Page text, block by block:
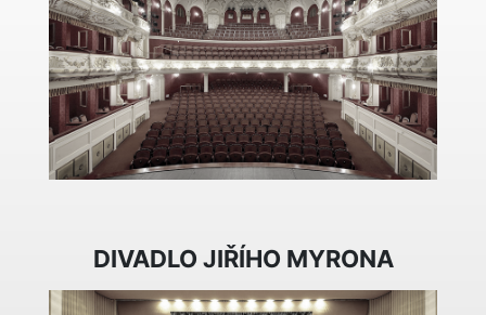
DIVADLO JIŘÍHO MYRONA